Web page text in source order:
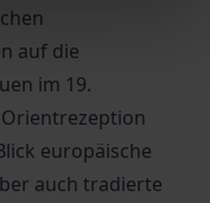
auf die
im 19.
europäische
auch tradierte